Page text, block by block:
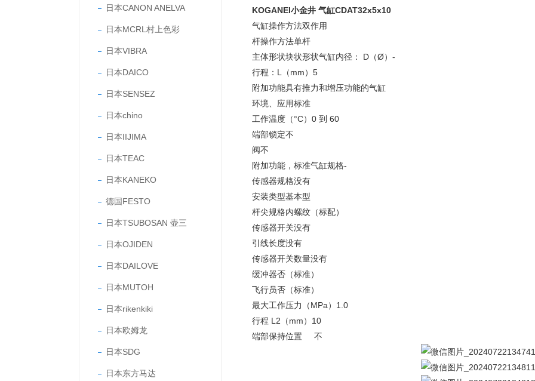
日本CANON ANELVA
日本MCRL村上色彩
日本VIBRA
日本DAICO
日本SENSEZ
日本chino
日本IIJIMA
日本TEAC
日本KANEKO
德国FESTO
日本TSUBOSAN 壶三
日本OJIDEN
日本DAILOVE
日本MUTOH
日本rikenkiki
日本欧姆龙
日本SDG
日本东方马达
KOGANEI小金井 气缸CDAT32x5x10
气缸操作方法双作用
杆操作方法单杆
主体形状块状形状气缸内径： D（Ø） -
行程：L（mm） 5
附加功能具有推力和增压功能的气缸
环境、应用标准
工作温度（°C） 0 到 60
端部锁定不
阀不
附加功能，标准气缸规格-
传感器规格没有
安装类型基本型
杆尖规格内螺纹（标配）
传感器开关没有
引线长度没有
传感器开关数量没有
缓冲器否（标准）
飞行员否（标准）
最大工作压力（MPa） 1.0
行程 L2（mm） 10
端部保持位置 不